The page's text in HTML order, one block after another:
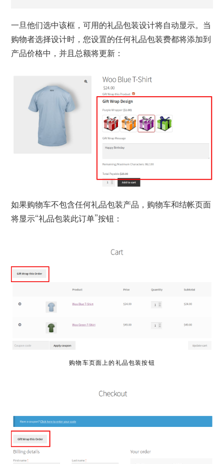
一旦他们选中该框，可用的礼品包装设计将自动显示。当
购物者选择设计时，您设置的任何礼品包装费都将添加到
产品价格中，并且总额将更新：
如果购物车不包含任何礼品包装产品，购物车和结帐页面
将显示“礼品包装此订单”按钮：
购物车页面上的礼品包装按钮